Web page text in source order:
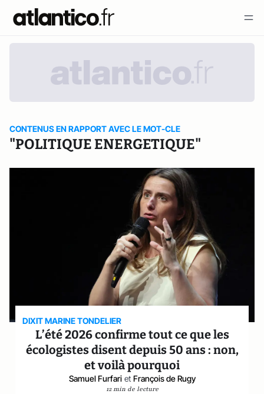
CONTENUS EN RAPPORT AVEC LE MOT-CLE
"POLITIQUE ENERGETIQUE"
DIXIT MARINE TONDELIER
L’été 2026 confirme tout ce que les
écologistes disent depuis 50 ans : non,
et voilà pourquoi
Samuel Furfari et François de Rugy
12 min de lecture